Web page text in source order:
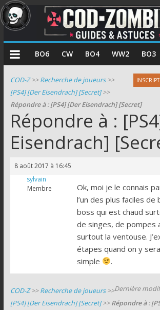
COD
Zombie
Guides
et
astuces
pour
le
zombie
BO6 CW BO4 WW2 BO3
COD-Z>>Recherche de joueurs>>
[PS4] [Der Eisendrach] [Secret]>>
Répondre à : [PS4] [Der Eisendrach] [Secret]
Répondre à :
Eisendrach]
8 août 2017 à 16:45
sylvain
Membre
Ok, moi je le connais
l’un des plus faciles de
boss qui est chaud
de singes, de pompes
surtout la ventouse.
étapes quand on y
simple
.
Dernière
COD-Z>>Recherche de joueurs>>
[PS4] [Der Eisendrach] [Secret]>>Répondre à :